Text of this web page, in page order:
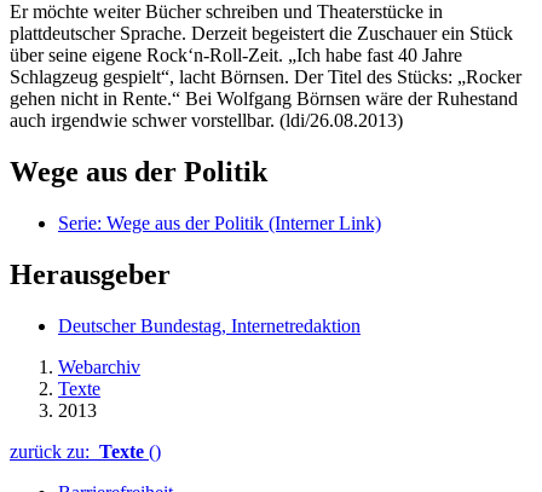
Er möchte weiter Bücher schreiben und Theaterstücke in
plattdeutscher Sprache. Derzeit begeistert die Zuschauer ein Stück
über seine eigene Rock‘n-Roll-Zeit. „Ich habe fast 40 Jahre
Schlagzeug gespielt“, lacht Börnsen. Der Titel des Stücks: „Rocker
gehen nicht in Rente.“ Bei Wolfgang Börnsen wäre der Ruhestand
auch irgendwie schwer vorstellbar. (ldi/26.08.2013)
Wege aus der Politik
Serie: Wege aus der Politik (Interner Link)
Herausgeber
Deutscher Bundestag, Internetredaktion
Webarchiv
Texte
2013
zurück zu: Texte ()